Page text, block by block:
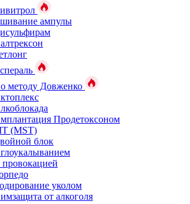
ампулы
методу Довженко
Продетоксоном
(MST)
блок
уколом
от алкоголя